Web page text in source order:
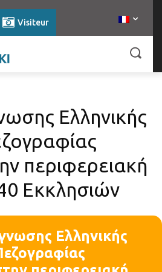
Visiteur
Ελληνικής
περιφερειακή
Εκκλησιών
Ελληνικής